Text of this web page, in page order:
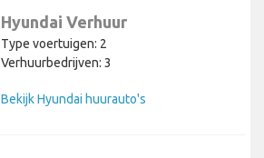
Hyundai Verhuur
Type voertuigen: 2
Verhuurbedrijven: 3
Bekijk Hyundai huurauto's